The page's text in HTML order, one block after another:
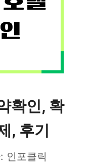
확인, 확
, 후기
인포클릭